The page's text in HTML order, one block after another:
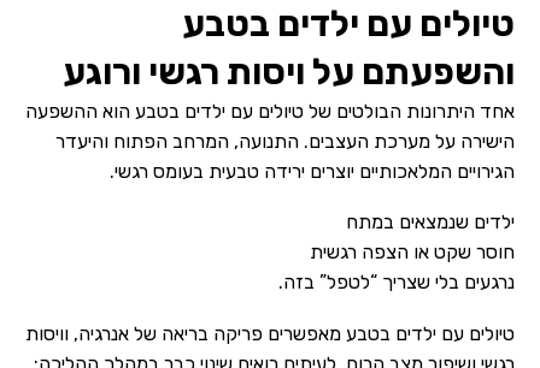
טיולים עם ילדים בטבע
והשפעתם על ויסות רגשי ורוגע
אחד היתרונות הבולטים של טיולים עם ילדים בטבע הוא ההשפעה
הישירה על מערכת העצבים. התנועה, המרחב הפתוח והיעדר
הגירויים המלאכותיים יוצרים ירידה טבעית בעומס רגשי.
ילדים שנמצאים במתח
חוסר שקט או הצפה רגשית
נרגעים בלי שצריך “לטפל” בזה.
טיולים עם ילדים בטבע מאפשרים פריקה בריאה של אנרגיה, וויסות